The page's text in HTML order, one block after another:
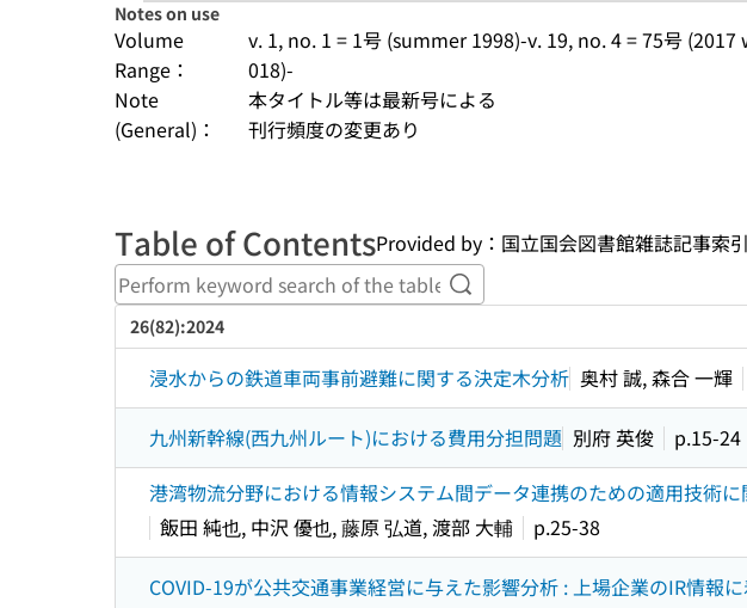
Notes on use
Volume
Range：
v. 1, no. 1 = 1号 (summer 1998)-v. 19, no. 4 = 75号 (2017
018)-
Note
(General)：
本タイトル等は最新号による
刊行頻度の変更あり
Table of ContentsProvided by：国立国会図書館雑誌記事索引
Perform keyword search of the
26(82):2024
浸水からの鉄道車両事前避難に関する決定木分析 奥村 誠, 森合 一輝
九州新幹線(西九州ルート)における費用分担問題 別府 英俊
p.15-24
港湾物流分野における情報システム間データ連携のための適用技術
飯田 純也, 中沢 優也, 藤原 弘道, 渡部 大輔
p.25-38
COVID-19が公共交通事業経営に与えた影響分析 : 上場企業のIR情報